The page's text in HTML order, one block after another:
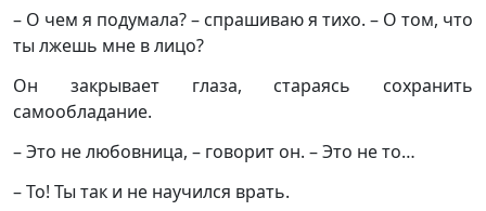
– О чем я подумала? – спрашиваю я тихо. – О том, что
ты лжешь мне в лицо?
Он закрывает глаза, стараясь сохранить
самообладание.
– Это не любовница, – говорит он. – Это не то…
– То! Ты так и не научился врать.